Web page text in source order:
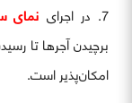
7. در اجرای
نمای
برچیدن آجرها تا
امکان‌پذیر است.